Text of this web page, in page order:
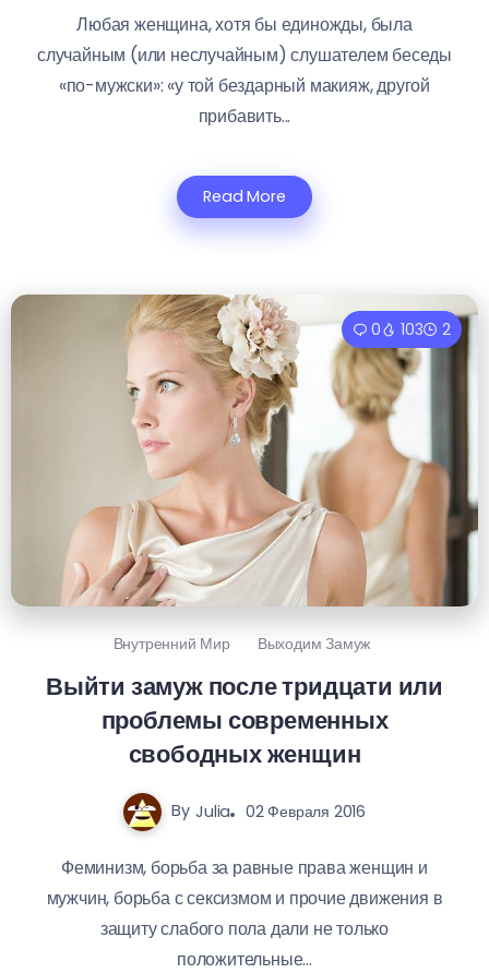
Любая женщина, хотя бы единожды, была
случайным (или неслучайным) слушателем беседы
«по-мужски»: «у той бездарный макияж, другой
прибавить...
Read More
0 103 2
Внутренний Мир Выходим Замуж
Выйти замуж после тридцати или
проблемы современных
свободных женщин
By Julia 02 Февраля 2016
Феминизм, борьба за равные права женщин и
мужчин, борьба с сексизмом и прочие движения в
защиту слабого пола дали не только
положительные...